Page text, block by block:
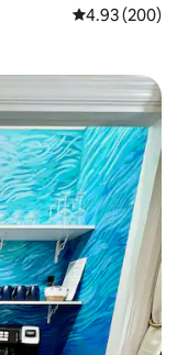
レビュー200
4.93 (200)